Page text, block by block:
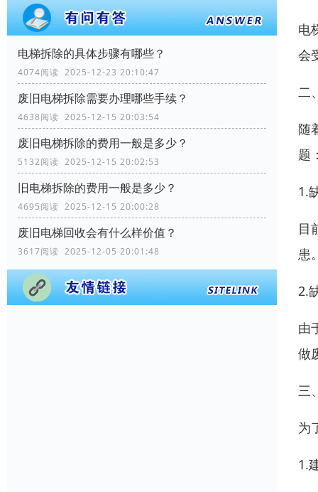
电梯拆除的具体步骤有哪些？
4074阅读 2025-12-23 20:10:47
废旧电梯拆除需要办理哪些手续？
4638阅读 2025-12-15 20:03:54
废旧电梯拆除的费用一般是多少？
5132阅读 2025-12-15 20:02:53
旧电梯拆除的费用一般是多少？
4695阅读 2025-12-15 20:00:28
废旧电梯回收会有什么样价值？
3617阅读 2025-12-05 20:01:48
电
会
二
随
题
1.
目
患
2.
由
做
三
为
1.